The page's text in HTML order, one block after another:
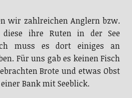
wir zahlreichen Anglern bzw.
ihre Ruten in der See
muss es dort einiges an
Für uns gab es keinen Fisch
Brote und etwas Obst
Bank mit Seeblick.